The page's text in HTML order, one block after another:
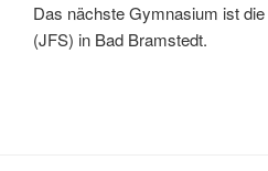
Das nächste Gymnasium ist die
(JFS) in Bad Bramstedt.